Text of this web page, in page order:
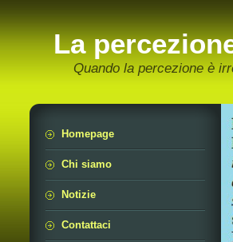
La
Quando la percezione è
Homepage
Chi siamo
Notizie
Contattaci